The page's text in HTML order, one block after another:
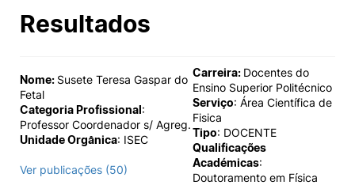
Sugestões,
©2026 Instituto Politécnico de
Resultados
Nome: Susete Teresa Gaspar do
Fetal
Categoria Profissional:
Professor Coordenador s/ Agreg.
Unidade Orgânica: ISEC
Ver publicações (50)
Carreira: Docentes do
Ensino Superior Politécnico
Serviço: Área Científica de
Fisica
Tipo: DOCENTE
Qualificações
Académicas:
Doutoramento em Física